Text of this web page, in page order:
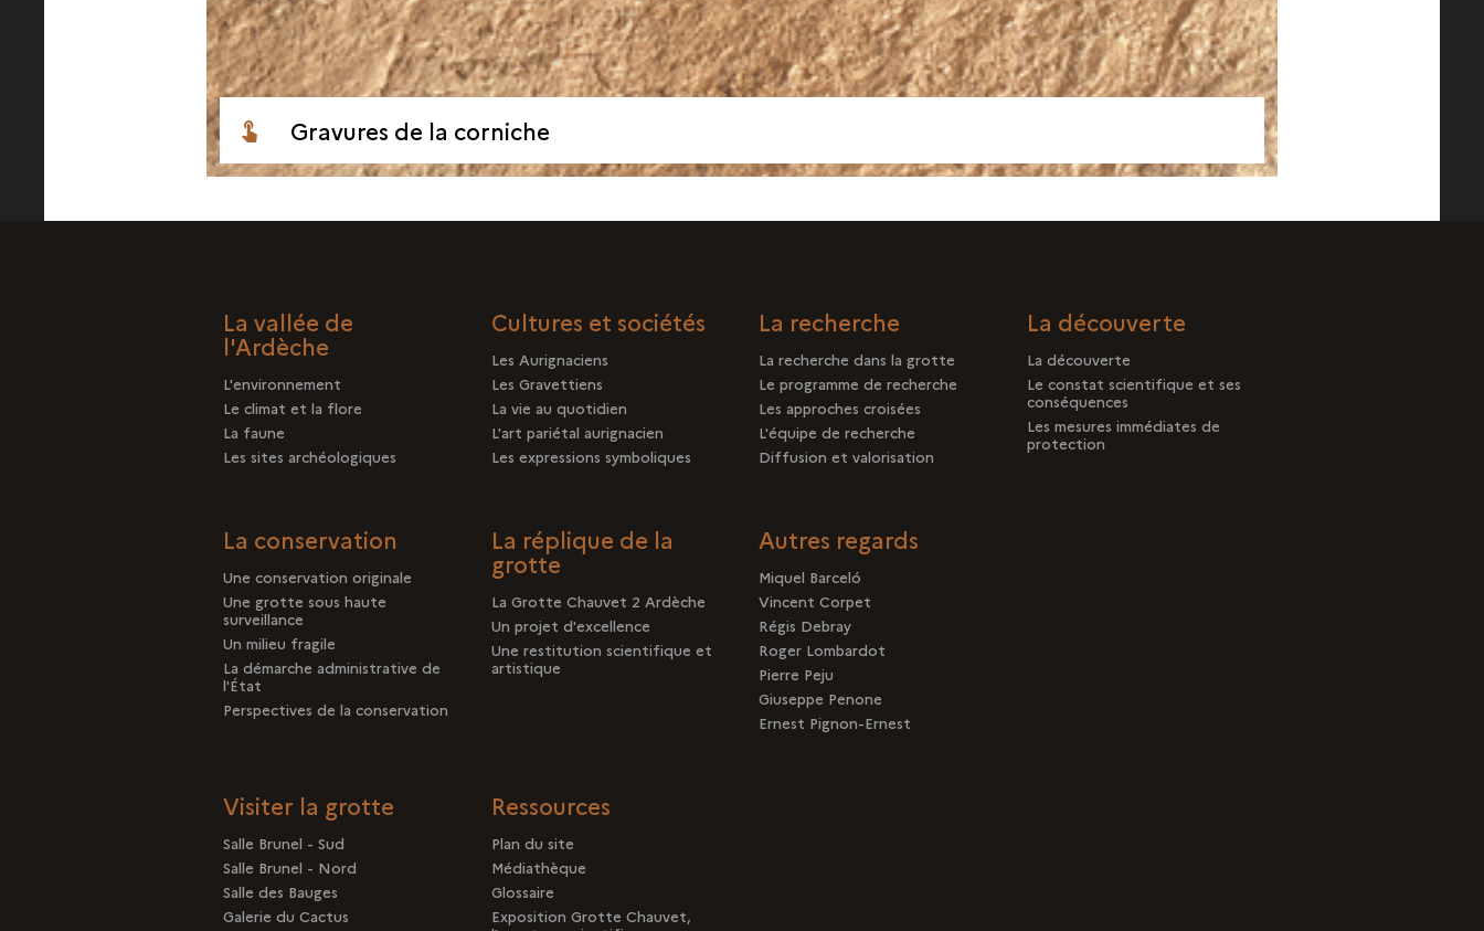
Gravures de la corniche
La vallée de
l'Ardèche
L'environnement
Le climat et la flore
La faune
Les sites archéologiques
Cultures et sociétés
Les Aurignaciens
Les Gravettiens
La vie au quotidien
L'art pariétal aurignacien
Les expressions symboliques
La recherche
La recherche dans la grotte
Le programme de recherche
Les approches croisées
L'équipe de recherche
Diffusion et valorisation
La découverte
La découverte
Le constat scientifique et ses
conséquences
Les mesures immédiates de
protection
La conservation
Une conservation originale
Une grotte sous haute
surveillance
Un milieu fragile
La démarche administrative de
l'État
Perspectives de la conservation
La réplique de la
grotte
La Grotte Chauvet 2 Ardèche
Un projet d'excellence
Une restitution scientifique et
artistique
Autres regards
Miquel Barceló
Vincent Corpet
Régis Debray
Roger Lombardot
Pierre Peju
Giuseppe Penone
Ernest Pignon-Ernest
Visiter la grotte
Salle Brunel - Sud
Salle Brunel - Nord
Salle des Bauges
Galerie du Cactus
Ressources
Plan du site
Médiathèque
Glossaire
Exposition Grotte Chauvet,